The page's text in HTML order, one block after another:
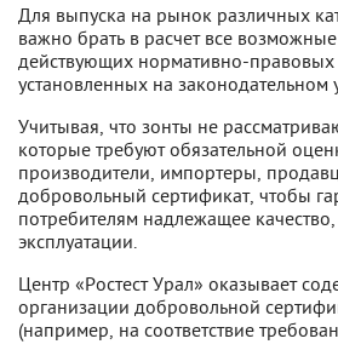
Для выпуска на рынок различных
важно брать в расчет все
действующих нормативно-правовых
установленных на законодательном
Учитывая, что зонты не
которые требуют обязательной
производители, импортеры,
добровольный сертификат, чтобы
потребителям надлежащее
эксплуатации.
Центр «Ростест Урал» оказывает
организации добровольной
(например, на соответствие